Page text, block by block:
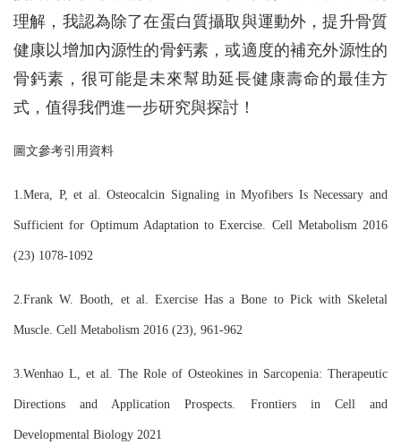
理解，我認為除了在蛋白質攝取與運動外，提升骨質
健康以增加內源性的骨鈣素，或適度的補充外源性的
骨鈣素，很可能是未來幫助延長健康壽命的最佳方
式，值得我們進一步研究與探討！
圖文參考引用資料
1.Mera, P, et al. Osteocalcin Signaling in Myofibers Is Necessary and
Sufficient for Optimum Adaptation to Exercise. Cell Metabolism 2016
(23) 1078-1092
2.Frank W. Booth, et al. Exercise Has a Bone to Pick with Skeletal
Muscle. Cell Metabolism 2016 (23), 961-962
3.Wenhao L, et al. The Role of Osteokines in Sarcopenia: Therapeutic
Directions and Application Prospects. Frontiers in Cell and
Developmental Biology 2021